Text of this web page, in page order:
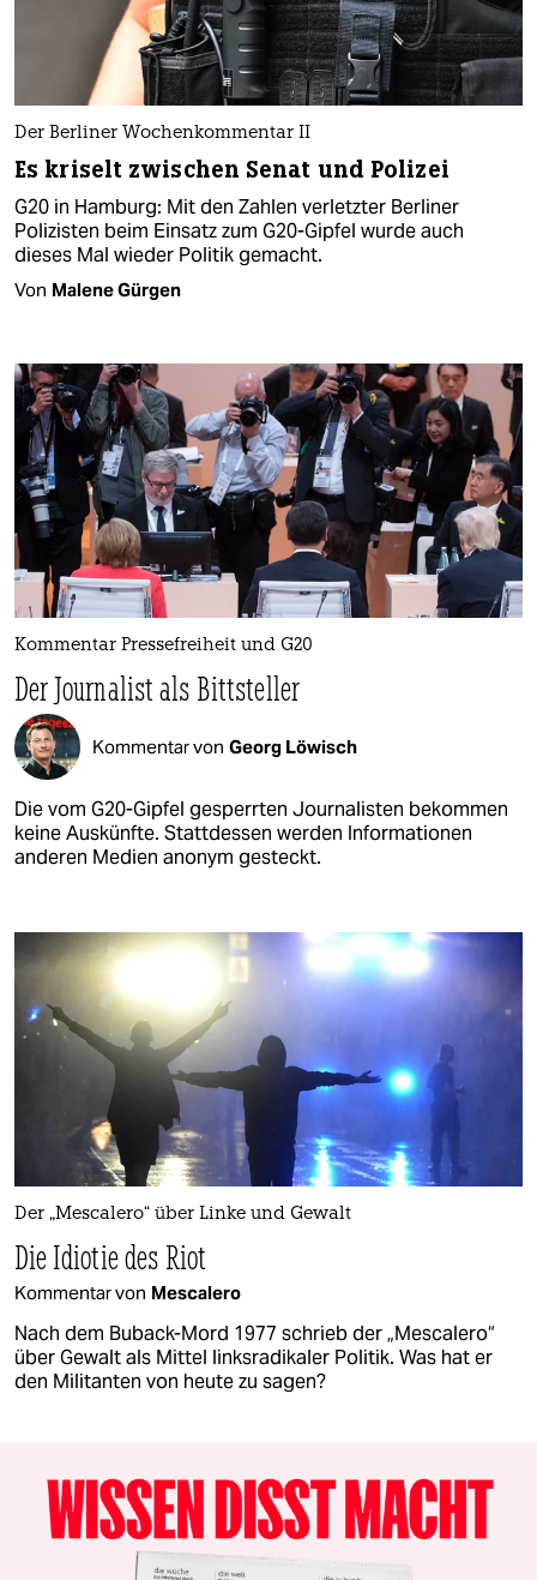
Der Berliner Wochenkommentar II
Es kriselt zwischen Senat und Polizei
G20 in Hamburg: Mit den Zahlen verletzter Berliner
Polizisten beim Einsatz zum G20-Gipfel wurde auch
dieses Mal wieder Politik gemacht.
Von Malene Gürgen
Kommentar Pressefreiheit und G20
Der Journalist als Bittsteller
Kommentar von Georg Löwisch
Die vom G20-Gipfel gesperrten Journalisten bekommen
keine Auskünfte. Stattdessen werden Informationen
anderen Medien anonym gesteckt.
Der „Mescalero“ über Linke und Gewalt
Die Idiotie des Riot
Kommentar von Mescalero
Nach dem Buback-Mord 1977 schrieb der „Mescalero“
über Gewalt als Mittel linksradikaler Politik. Was hat er
den Militanten von heute zu sagen?